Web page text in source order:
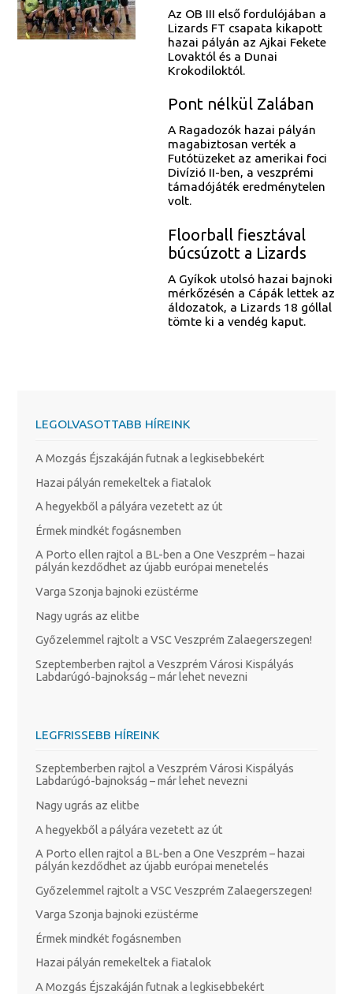
Az OB III első fordulójában a
Lizards FT csapata kikapott
hazai pályán az Ajkai Fekete
Lovaktól és a Dunai
Krokodiloktól.
Pont nélkül Zalában
A Ragadozók hazai pályán
magabiztosan verték a
Futótüzeket az amerikai foci
Divízió II-ben, a veszprémi
támadójáték eredménytelen
volt.
Floorball fiesztával
búcsúzott a Lizards
A Gyíkok utolsó hazai bajnoki
mérkőzésén a Cápák lettek az
áldozatok, a Lizards 18 góllal
tömte ki a vendég kaput.
LEGOLVASOTTABB HÍREINK
A Mozgás Éjszakáján futnak a legkisebbekért
Hazai pályán remekeltek a fiatalok
A hegyekből a pályára vezetett az út
Érmek mindkét fogásnemben
A Porto ellen rajtol a BL-ben a One Veszprém – hazai
pályán kezdődhet az újabb európai menetelés
Varga Szonja bajnoki ezüstérme
Nagy ugrás az elitbe
Győzelemmel rajtolt a VSC Veszprém Zalaegerszegen!
Szeptemberben rajtol a Veszprém Városi Kispályás
Labdarúgó-bajnokság – már lehet nevezni
LEGFRISSEBB HÍREINK
Szeptemberben rajtol a Veszprém Városi Kispályás
Labdarúgó-bajnokság – már lehet nevezni
Nagy ugrás az elitbe
A hegyekből a pályára vezetett az út
A Porto ellen rajtol a BL-ben a One Veszprém – hazai
pályán kezdődhet az újabb európai menetelés
Győzelemmel rajtolt a VSC Veszprém Zalaegerszegen!
Varga Szonja bajnoki ezüstérme
Érmek mindkét fogásnemben
Hazai pályán remekeltek a fiatalok
A Mozgás Éjszakáján futnak a legkisebbekért